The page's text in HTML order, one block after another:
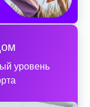
уровень